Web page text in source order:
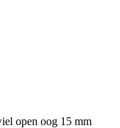
open oog 15 mm